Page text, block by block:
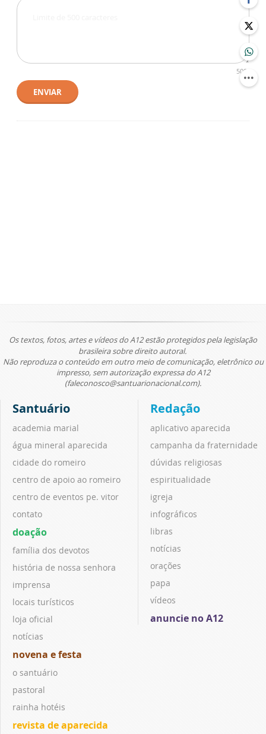
500
ENVIAR
Os textos, fotos, artes e vídeos do A12 estão protegidos pela legislação
brasileira sobre direito autoral.
Não reproduza o conteúdo em outro meio de comunicação, eletrônico ou
impresso, sem autorização expressa do A12
(faleconosco@santuarionacional.com).
Santuário
academia marial
água mineral aparecida
cidade do romeiro
centro de apoio ao romeiro
centro de eventos pe. vitor
contato
doação
família dos devotos
história de nossa senhora
imprensa
locais turísticos
loja oficial
notícias
novena e festa
o santuário
pastoral
rainha hotéis
revista de aparecida
Redação
aplicativo aparecida
campanha da fraternidade
dúvidas religiosas
espiritualidade
igreja
infográficos
libras
notícias
orações
papa
vídeos
anuncie no A12